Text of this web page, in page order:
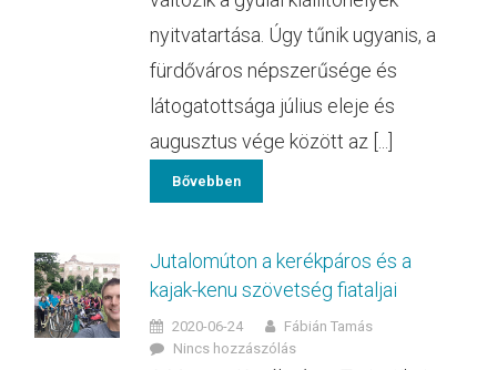
nyitvatartása. Úgy tűnik ugyanis, a
fürdőváros népszerűsége és
látogatottsága július eleje és
augusztus vége között az [...]
Bővebben
Jutalomúton a kerékpáros és a
kajak-kenu szövetség fiataljai
2020-06-24
Fábián Tamás
Nincs hozzászólás